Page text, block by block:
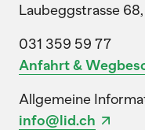
Laubeggstrasse
031 359 59 77
Anfahrt &
Allgemeine
info@lid.ch